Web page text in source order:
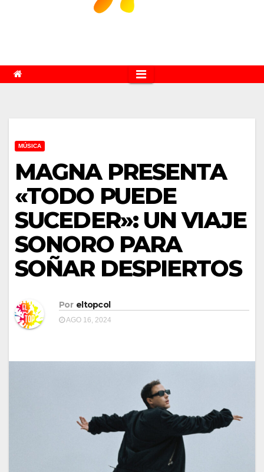
MÚSICA
MAGNA PRESENTA
«TODO PUEDE
SUCEDER»: UN VIAJE
SONORO PARA
SOÑAR DESPIERTOS
Por eltopcol
AGO 16, 2024